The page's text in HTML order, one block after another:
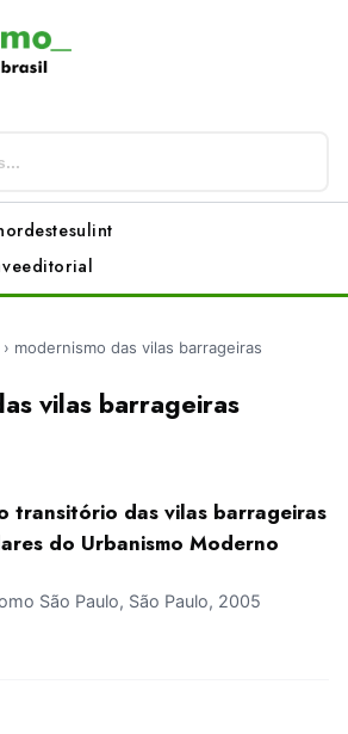
sulint
editorial
› modernismo das vilas barrageiras
vilas barrageiras
transitório das vilas barrageiras
do Urbanismo Moderno
São Paulo, São Paulo, 2005